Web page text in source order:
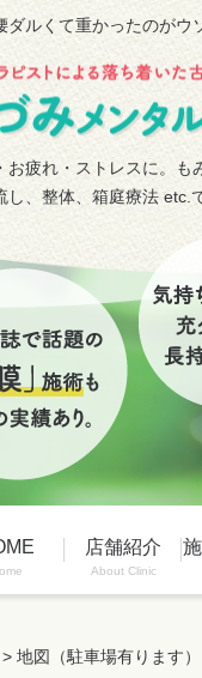
ダルくて重かったのがウ
お疲れ・ストレスに。も
し、整体、箱庭療法 etc.
店舗紹介
About Clinic
> 地図（駐車場有ります）